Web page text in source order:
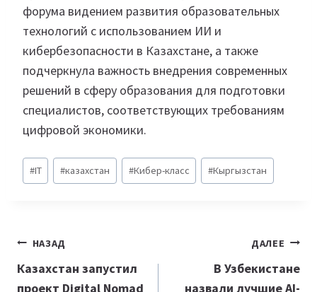
форума видением развития образовательных
технологий с использованием ИИ и
кибербезопасности в Казахстане, а также
подчеркнула важность внедрения современных
решений в сферу образования для подготовки
специалистов, соответствующих требованиям
цифровой экономики.
Метки
записи:
#IT #казахстан #Кибер-класс #Кыргызстан
Навигация
по
НАЗАД
Казахстан запустил
проект Digital Nomad
ДАЛЕЕ
В Узбекистане
назвали лучшие AI-